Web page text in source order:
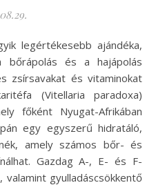
bőrápolás és a hajápolás
zsírsavakat és vitaminokat
(Vitellaria paradoxa)
főként Nyugat-Afrikában
egy egyszerű hidratáló,
amely számos bőr- és
Gazdag A-, E- és F-
valamint gyulladáscsökkentő